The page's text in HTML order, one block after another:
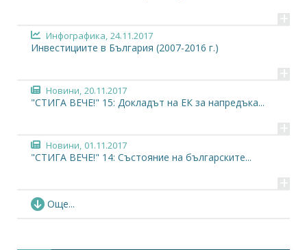
+
Инфографика, 24.11.2017
Инвестициите в България (2007-2016 г.)
+
Новини, 20.11.2017
"СТИГА ВЕЧЕ!" 15: Докладът на ЕК за напредъка...
+
Новини, 01.11.2017
"СТИГА ВЕЧЕ!" 14: Състояние на българските...
+
Новини,
"СТИГА ВЕЧЕ!" 13: В България ли са най-ниски...
Още...